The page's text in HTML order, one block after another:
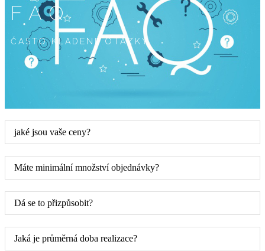
FAQ
ČASTO KLADENÉ OTÁZKY
jaké jsou vaše ceny?
Máte minimální množství objednávky?
Dá se to přizpůsobit?
Jaká je průměrná doba realizace?